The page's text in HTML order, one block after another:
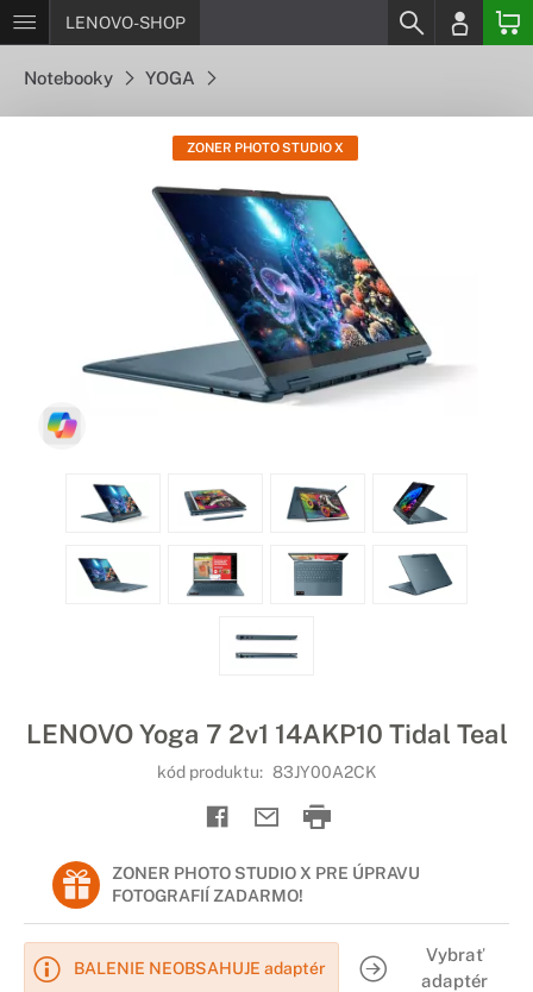
LENOVO-SHOP
Notebooky YOGA
ZONER PHOTO STUDIO X
LENOVO Yoga 7 2v1 14AKP10 Tidal Teal
kód produktu: 83JY00A2CK
ZONER PHOTO STUDIO X PRE ÚPRAVU
FOTOGRAFIÍ ZADARMO!
BALENIE NEOBSAHUJE adaptér
Vybrať
adaptér